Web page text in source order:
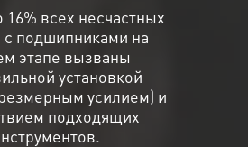
всех несчастных
с подшипниками на
этапе вызваны
установкой
усилием) и
подходящих